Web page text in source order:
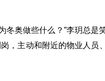
冬奥做些什么？”李玥总
，主动和附近的物业人员